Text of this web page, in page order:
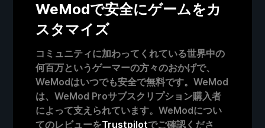
WeModで安全にゲームをカ
スタマイズ
コミュニティに加わってくれている世界中の
何百万というゲーマーの方々のおかげで、
WeModはいつでも安全で無料です。WeMod
は、WeMod Proサブスクリプション購入者
によって支えられています。WeModについ
てのレビューをTrustpilotでご確認くださ